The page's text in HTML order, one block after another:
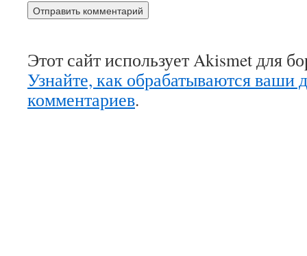
Этот сайт использует Akismet для
Узнайте, как обрабатываются ваши
комментариев.